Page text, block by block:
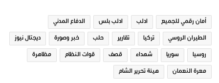
أمان رقمي للجميع ادلب ادلب بلس الدفاع المدني
الطيران الروسي تركيا تقارير حلب خبر وصورة ديجتال نيوز
روسيا سوريا شهداء قصف قوات النظام مظاهرة
معرة النعمان هيئة تحرير الشام